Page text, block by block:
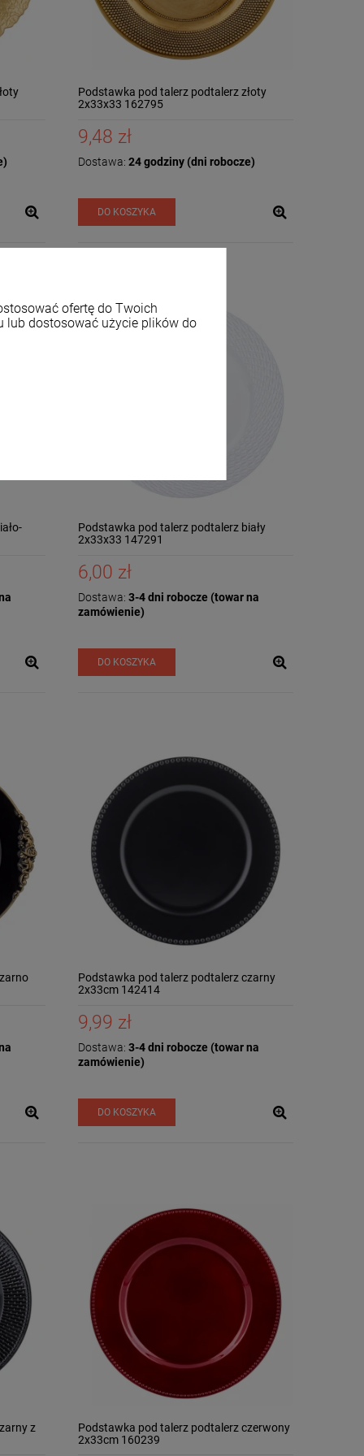
Podstawka pod talerz podtalerz złoty
2x33x33 162795
9,48 zł
Dostawa: 24 godziny (dni robocze)
DO KOSZYKA
Podstawka pod talerz podtalerz biały
2x33x33 147291
6,00 zł
Dostawa: 3-4 dni robocze (towar na
zamówienie)
DO KOSZYKA
Podstawka pod talerz podtalerz czarny
2x33cm 142414
9,99 zł
Dostawa: 3-4 dni robocze (towar na
zamówienie)
DO KOSZYKA
z
Podstawka pod talerz podtalerz czerwony
2x33cm 160239
ofertę do Twoich
lub dostosować użycie plików do